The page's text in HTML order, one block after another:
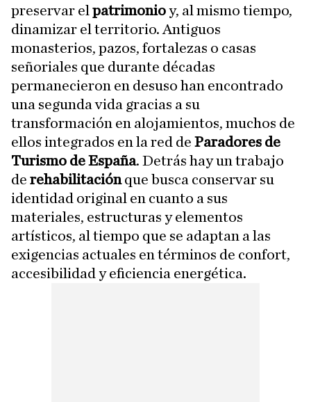
preservar el patrimonioy, al mismo tiempo,
dinamizar el territorio. Antiguos
monasterios, pazos, fortalezas o casas
señoriales que durante décadas
permanecieron en desuso han encontrado
una segunda vida gracias a su
transformación en alojamientos, muchos de
ellos integrados en la red de Paradores de
Turismo de España. Detrás hay un trabajo
de rehabilitaciónque busca conservar su
identidad original en cuanto a sus
materiales, estructuras y elementos
artísticos, al tiempo que se adaptan a las
exigencias actuales en términos de confort,
accesibilidad y eficiencia energética.